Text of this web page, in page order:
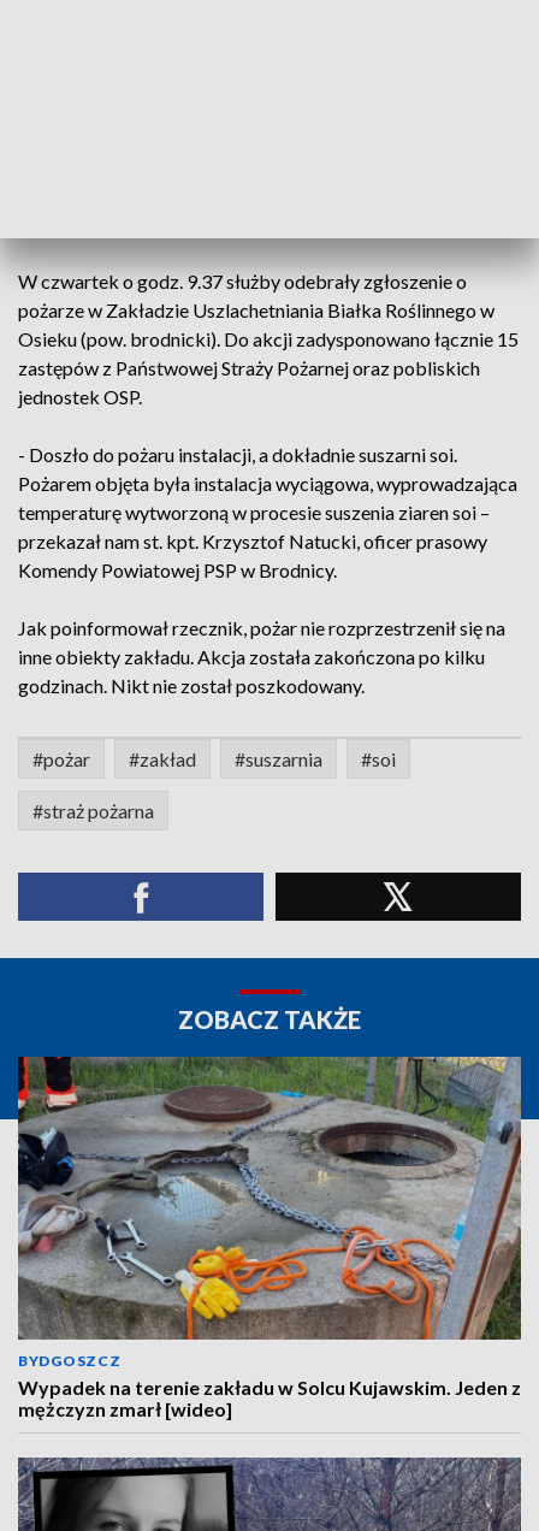
W czwartek o godz. 9.37 służby odebrały zgłoszenie o
pożarze w Zakładzie Uszlachetniania Białka Roślinnego w
Osieku (pow. brodnicki). Do akcji zadysponowano łącznie 15
zastępów z Państwowej Straży Pożarnej oraz pobliskich
jednostek OSP.
- Doszło do pożaru instalacji, a dokładnie suszarni soi.
Pożarem objęta była instalacja wyciągowa, wyprowadzająca
temperaturę wytworzoną w procesie suszenia ziaren soi –
przekazał nam st. kpt. Krzysztof Natucki, oficer prasowy
Komendy Powiatowej PSP w Brodnicy.
Jak poinformował rzecznik, pożar nie rozprzestrzenił się na
inne obiekty zakładu. Akcja została zakończona po kilku
godzinach. Nikt nie został poszkodowany.
#pożar #zakład #suszarnia #soi
#straż pożarna
ZOBACZ TAKŻE
BYDGOSZCZ
Wypadek na terenie zakładu w Solcu Kujawskim. Jeden z
mężczyzn zmarł [wideo]